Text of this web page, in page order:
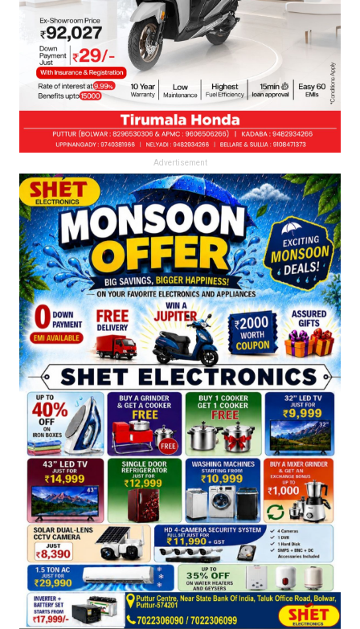
Advertisement